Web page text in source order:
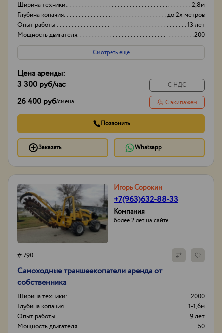
Ширина техники:
2,8м
Глубина копания
до 2х метров
Опыт работы:
13 лет
Мощность двигателя
200
Смотреть еще
Цена аренды:
3 300 руб/час
26 400 руб/смена
С НДС
С экипажем
Позвонить
Заказать Whatsapp
Игорь Сорокин
+7(963)632-88-33
Компания
более 2 лет на сайте
# 790
Самоходные траншеекопатели аренда от
собственника
Ширина техники:
2000
Глубина копания
1-1,6м
Опыт работы:
9 лет
Мощность двигателя
50